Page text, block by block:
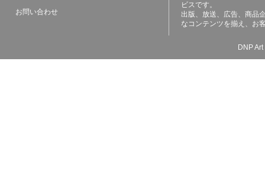
お問い合わせ
ビスです。
出版、放送、広告、商品
なコンテンツを揃え、お
DNP